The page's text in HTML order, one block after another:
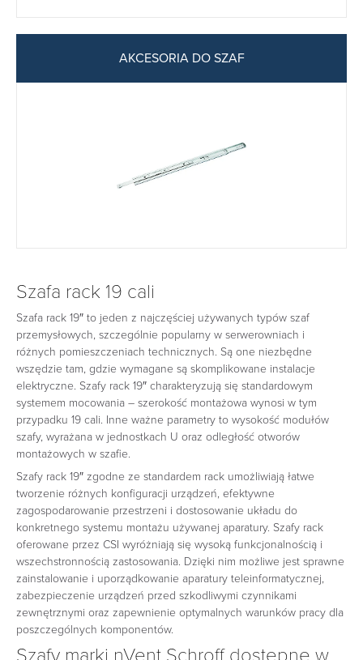
AKCESORIA DO SZAF
Szafa rack 19 cali
Szafa rack 19″ to jeden z najczęściej używanych typów szaf
przemysłowych, szczególnie popularny w serwerowniach i
różnych pomieszczeniach technicznych. Są one niezbędne
wszędzie tam, gdzie wymagane są skomplikowane instalacje
elektryczne. Szafy rack 19″ charakteryzują się standardowym
systemem mocowania – szerokość montażowa wynosi w tym
przypadku 19 cali. Inne ważne parametry to wysokość modułów
szafy, wyrażana w jednostkach U oraz odległość otworów
montażowych w szafie.
Szafy rack 19″ zgodne ze standardem rack umożliwiają łatwe
tworzenie różnych konfiguracji urządzeń, efektywne
zagospodarowanie przestrzeni i dostosowanie układu do
konkretnego systemu montażu używanej aparatury. Szafy rack
oferowane przez CSI wyróżniają się wysoką funkcjonalnością i
wszechstronnością zastosowania. Dzięki nim możliwe jest sprawne
zainstalowanie i uporządkowanie aparatury teleinformatycznej,
zabezpieczenie urządzeń przed szkodliwymi czynnikami
zewnętrznymi oraz zapewnienie optymalnych warunków pracy dla
poszczególnych komponentów.
Szafy marki nVent Schroff dostępne w